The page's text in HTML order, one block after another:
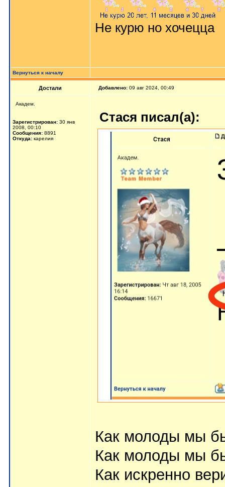
Не курю но хочецца
Вернуться к началу
Достали Добавлено: 09 авг 2024, 00:49
Академ.
Зарегистрирован: 30 янв
2008, 00:10
Сообщения: 8891
Откуда: карелия
Стася писал(а):
Как молоды мы
Как молоды мы
Как искренно